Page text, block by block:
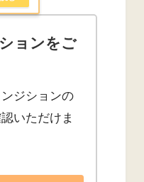
ョンをご
ジションの
いただけま